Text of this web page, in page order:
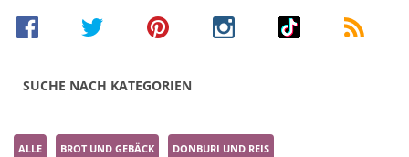
SUCHE NACH KATEGORIEN
ALLE BROT UND GEBÄCK DONBURI UND REIS